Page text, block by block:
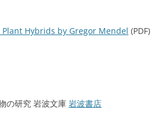
Hybrids by Gregor Mendel (PDF)
の研究 岩波文庫 岩波書店